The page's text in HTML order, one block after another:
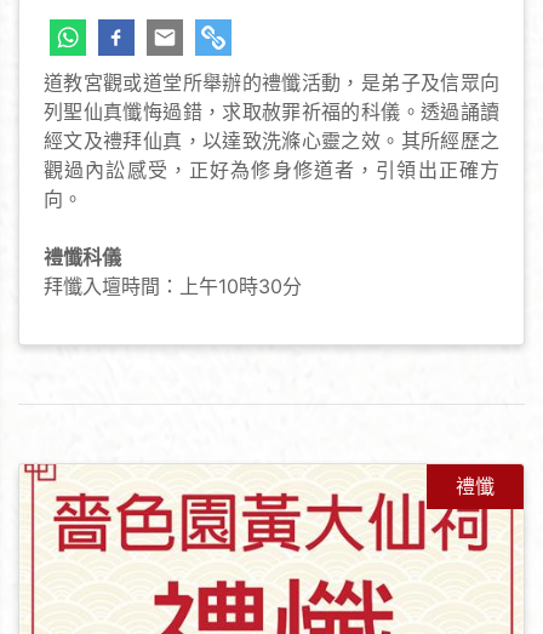
道教宮觀或道堂所舉辦的禮懺活動，是弟子及信眾向
列聖仙真懺悔過錯，求取赦罪祈福的科儀。透過誦讀
經文及禮拜仙真，以達致洗滌心靈之效。其所經歷之
觀過內訟感受，正好為修身修道者，引領出正確方
向。
禮懺科儀
拜懺入壇時間：上午10時30分
禮懺